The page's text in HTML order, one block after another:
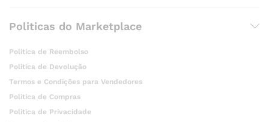
Politicas do Marketplace
Politica de Reembolso
Politica de Devolução
Termos e Condições para Vendedores
Politica de Compras
Politica de Privacidade